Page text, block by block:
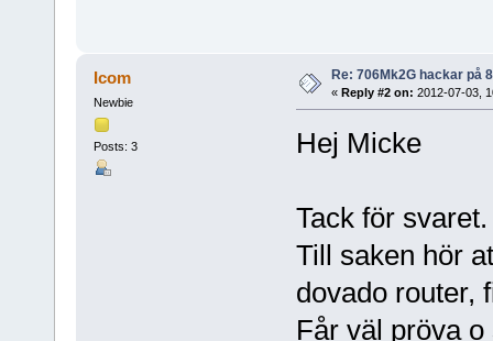
Icom
Newbie
Posts: 3
Re: 706Mk2G hackar på
« Reply #2 on: 2012-07-03,
Hej Micke
Tack för svaret.
Till saken hör
dovado router,
Får väl pröva